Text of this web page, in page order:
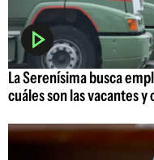
La Serenísima busca
cuáles son las vacantes